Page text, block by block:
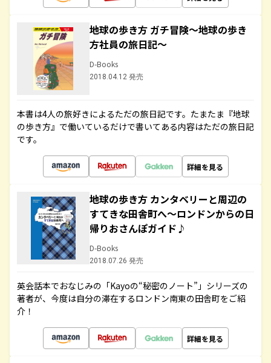
地球の歩き方 ガチ冒険～地球の歩き
方社員の旅日記～
D-Books
2018.04.12 発売
本書は4人の旅好きによるただの旅日記です。たまたま『地球
の歩き方』で働いているだけで書いてある内容はただの旅日記
です。
詳細を見る
地球の歩き方 カンタベリーと周辺の
すてきな田舎町へ～ロンドンからの日
帰りおさんぽガイド♪
D-Books
2018.07.26 発売
英会話本でおなじみの「Kayoの“秘密のノート”」シリーズの
著者が、今度は自分の滞在するロンドン南東の田舎町をご紹
介！
詳細を見る